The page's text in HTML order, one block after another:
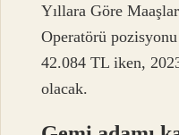
Yıllara Göre
Operatörü
42.084 TL iken,
olacak.